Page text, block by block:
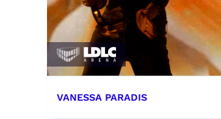
VANESSA PARADIS